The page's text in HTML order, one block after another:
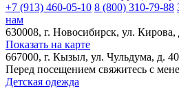
+7 (913) 460-05-10 8 (800) 310-79-88
нам
630008, г. Новосибирск, ул. Кирова,
Показать на карте
667000, г. Кызыл, ул. Чульдума, д.
Перед посещением свяжитесь с
Детская одежда